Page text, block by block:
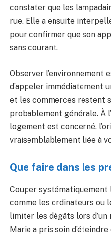
constater que les
rue. Elle a ensuite
pour confirmer que son
sans courant.
Observer l’environnement
d’appeler immédiatement
et les commerces restent
probablement générale. À
logement est concerné,
vraisemblablement liée à
Que faire dans les
Couper systématiquement
comme les ordinateurs ou
limiter les dégâts lors
Marie a pris soin